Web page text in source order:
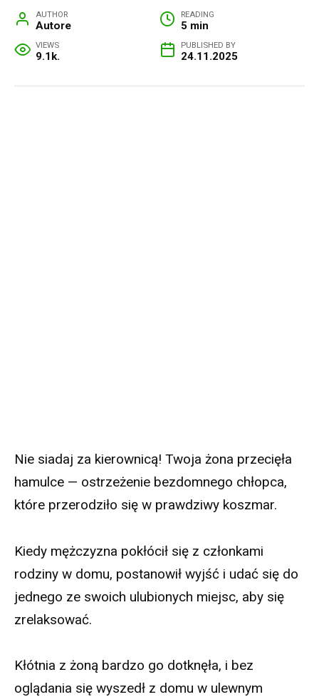
AUTHOR
Autore
READING
5 min
VIEWS
9.1k.
PUBLISHED BY
24.11.2025
Nie siadaj za kierownicą! Twoja żona przecięła
hamulce — ostrzeżenie bezdomnego chłopca,
które przerodziło się w prawdziwy koszmar.
Kiedy mężczyzna pokłócił się z członkami
rodziny w domu, postanowił wyjść i udać się do
jednego ze swoich ulubionych miejsc, aby się
zrelaksować.
Kłótnia z żoną bardzo go dotknęła, i bez
oglądania się wyszedł z domu w ulewnym